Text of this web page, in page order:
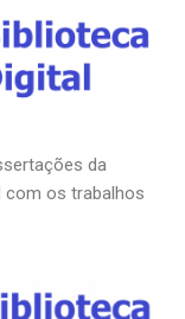
da
com os trabalhos